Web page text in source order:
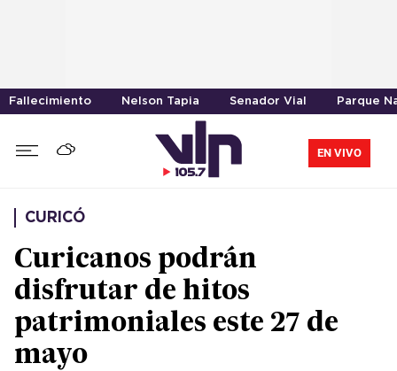
Fallecimiento Nelson Tapia Senador Vial Parque
EN VIVO
CURICÓ
Curicanos podrán
disfrutar de hitos
patrimoniales este 27 de
mayo